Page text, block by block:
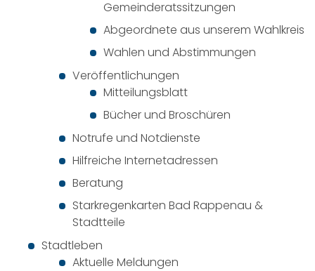
Gemeinderatssitzungen
Abgeordnete aus unserem Wahlkreis
Wahlen und Abstimmungen
Veröffentlichungen
Mitteilungsblatt
Bücher und Broschüren
Notrufe und Notdienste
Hilfreiche Internetadressen
Beratung
Starkregenkarten Bad Rappenau &
Stadtteile
Stadtleben
Aktuelle Meldungen